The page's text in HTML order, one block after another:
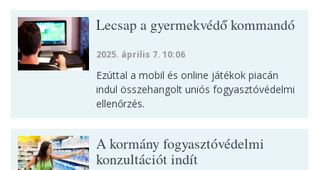
Lecsap a gyermekvédő kommandó
2025. április 7. 10:06
Ezúttal a mobil és online játékok piacán
indul összehangolt uniós fogyasztóvédelmi
ellenőrzés.
A kormány fogyasztóvédelmi
konzultációt indít